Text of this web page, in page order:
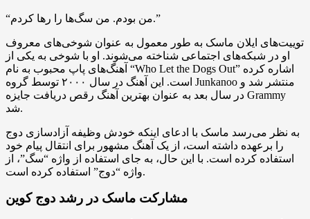
“من بودم. من سگ‌ها را رها کردم.”
توییت‌های ایلان ماسک به طور معمول به عنوان شوخی‌های معروف
او در شبکه‌های اجتماعی شناخته می‌شوند. او با شوخی به یکی از
آهنگ‌های پاپ محبوب به نام “Who Let the Dogs Out” اشاره کرده
است. این آهنگ در سال ۲۰۰۰ توسط گروه Junkanoo منتشر شد و
در سال بعد به عنوان بهترین آهنگ رقص دریافت جایزه Grammy
شد.
به نظر می‌رسد ماسک با ادعای اینکه خودش وظیفه آزادسازی دوج
را برعهده داشته است، از یک آهنگ مشهور برای انتقال پیام خود
استفاده کرده است. با این حال، به جای استفاده از واژه “سگ”، از
واژه “دوج” استفاده کرده است.
مشارکت ماسک در رشد دوج کوین